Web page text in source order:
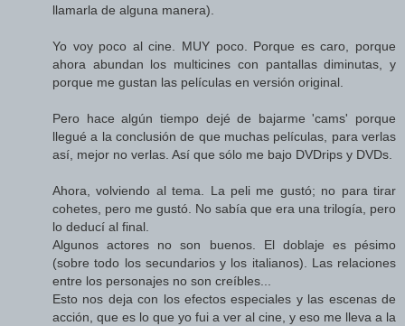
llamarla de alguna manera).
Yo voy poco al cine. MUY poco. Porque es caro, porque
ahora abundan los multicines con pantallas diminutas, y
porque me gustan las películas en versión original.
Pero hace algún tiempo dejé de bajarme 'cams' porque
llegué a la conclusión de que muchas películas, para verlas
así, mejor no verlas. Así que sólo me bajo DVDrips y DVDs.
Ahora, volviendo al tema. La peli me gustó; no para tirar
cohetes, pero me gustó. No sabía que era una trilogía, pero
lo deducí al final.
Algunos actores no son buenos. El doblaje es pésimo
(sobre todo los secundarios y los italianos). Las relaciones
entre los personajes no son creíbles...
Esto nos deja con los efectos especiales y las escenas de
acción, que es lo que yo fui a ver al cine, y eso me lleva a la